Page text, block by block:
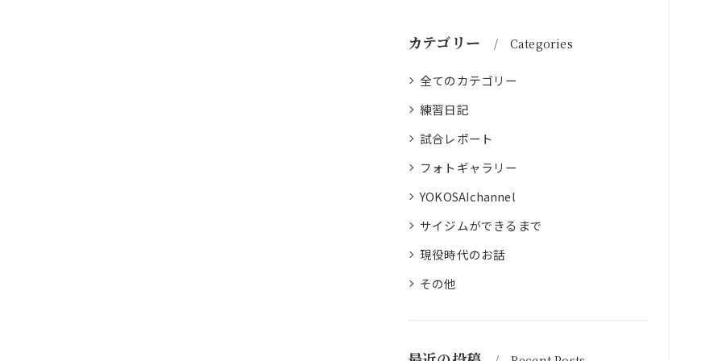
カテゴリー Categories
全てのカテゴリー
練習日記
試合レポート
フォトギャラリー
YOKOSAIchannel
サイジムができるまで
現役時代のお話
その他